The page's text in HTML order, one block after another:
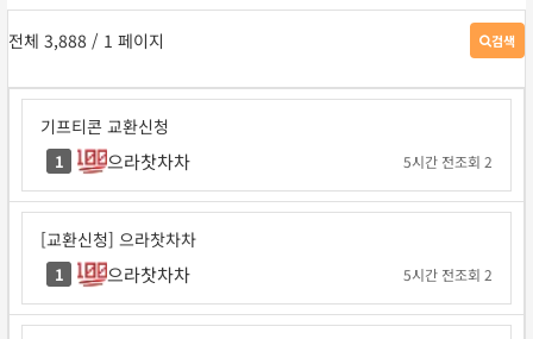
전체 3,888 / 1 페이지 검색
게
판
검
기프티콘 교환신청
1 으라찻차차 5시간 전조회 2
[교환신청] 으라찻차차
1 으라찻차차 5시간 전조회 2